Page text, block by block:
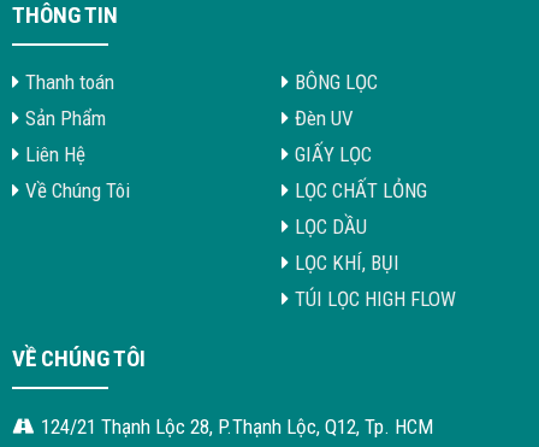
THÔNG TIN
Thanh toán
Sản Phẩm
Liên Hệ
Về Chúng Tôi
BÔNG LỌC
Đèn UV
GIẤY LỌC
LỌC CHẤT LỎNG
LỌC DẦU
LỌC KHÍ, BỤI
TÚI LỌC HIGH FLOW
VỀ CHÚNG TÔI
124/21 Thạnh Lộc 28, P.Thạnh Lộc, Q12, Tp. HCM